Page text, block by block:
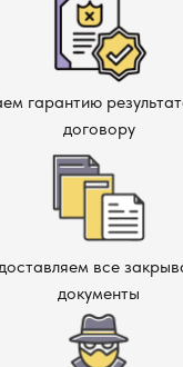
гарантию
договору
все
документы